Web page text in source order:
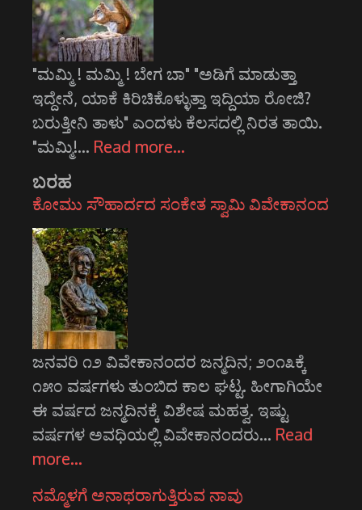
"ಮಮ್ಮಿ ! ಮಮ್ಮಿ ! ಬೇಗ ಬಾ" "ಅಡಿಗೆ ಮಾಡುತ್ತಾ
ಇದ್ದೇನೆ, ಯಾಕೆ ಕಿರಿಚಿಕೊಳ್ಳುತ್ತಾ ಇದ್ದಿಯಾ ರೋಜಿ?
ಬರುತ್ತೀನಿ ತಾಳು" ಎಂದಳು ಕೆಲಸದಲ್ಲಿ ನಿರತ ತಾಯಿ.
"ಮಮ್ಮಿ!… Read more…
ಬರಹ
ಕೋಮು ಸೌಹಾರ್ದದ ಸಂಕೇತ ಸ್ವಾಮಿ ವಿವೇಕಾನಂದ
ಜನವರಿ ೧೨ ವಿವೇಕಾನಂದರ ಜನ್ಮದಿನ; ೨೦೧೩ಕ್ಕೆ
೧೫೦ ವರ್ಷಗಳು ತುಂಬಿದ ಕಾಲ ಘಟ್ಟ. ಹೀಗಾಗಿಯೇ
ಈ ವರ್ಷದ ಜನ್ಮದಿನಕ್ಕೆ ವಿಶೇಷ ಮಹತ್ವ. ಇಷ್ಟು
ವರ್ಷಗಳ ಅವಧಿಯಲ್ಲಿ ವಿವೇಕಾನಂದರು… Read
more…
ನಮ್ಮೊಳಗೆ ಅನಾಥರಾಗುತ್ತಿರುವ ನಾವು